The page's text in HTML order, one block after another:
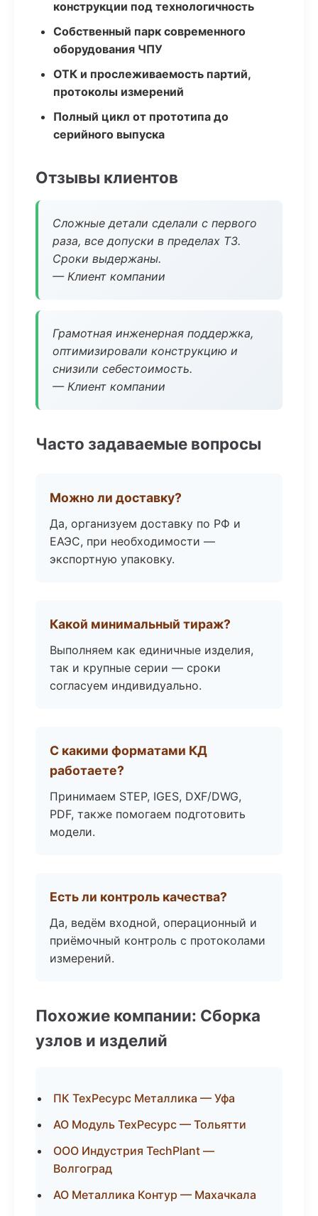
конструкции под технологичность
Собственный парк современного
оборудования ЧПУ
ОТК и прослеживаемость партий,
протоколы измерений
Полный цикл от прототипа до
серийного выпуска
Отзывы клиентов
Сложные детали сделали с первого
раза, все допуски в пределах ТЗ.
Сроки выдержаны.
— Клиент компании
Грамотная инженерная поддержка,
оптимизировали конструкцию и
снизили себестоимость.
— Клиент компании
Часто задаваемые вопросы
Можно ли доставку?
Да, организуем доставку по РФ и
ЕАЭС, при необходимости —
экспортную упаковку.
Какой минимальный тираж?
Выполняем как единичные изделия,
так и крупные серии — сроки
согласуем индивидуально.
С какими форматами КД
работаете?
Принимаем STEP, IGES, DXF/DWG,
PDF, также помогаем подготовить
модели.
Есть ли контроль качества?
Да, ведём входной, операционный и
приёмочный контроль с протоколами
измерений.
Похожие компании: Сборка
узлов и изделий
ПК ТехРесурс Металлика — Уфа
АО Модуль ТехРесурс — Тольятти
ООО Индустрия TechPlant —
Волгоград
АО Металлика Контур — Махачкала